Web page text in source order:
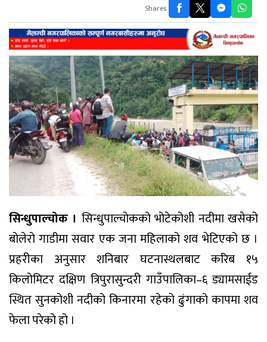
Shares
सिन्धुपाल्चोक । सिन्धुपाल्चोकको भोटेकोशी नदीमा खसेको
बोलेरो गाडीमा सवार एक जना महिलाको शव भेटिएको छ ।
प्रहरीका अनुसार शनिबार घटनास्थलबाट करिब १५
किलोमिटर दक्षिण त्रिपुरासुन्दरी गाउँपालिका–६ ड्यामसाईड
स्थित सुनकोशी नदीको किनारमा रहेको ढुंगाको कापमा शव
फेला परेको हो ।